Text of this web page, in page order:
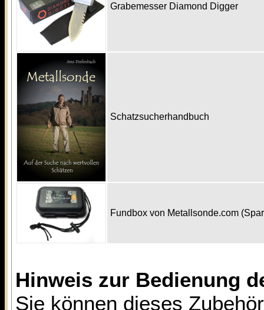
Grabemesser Diamond Digger
Schatzsucherhandbuch
Fundbox von Metallsonde.com
Hinweis zur Bedienung
Sie können dieses